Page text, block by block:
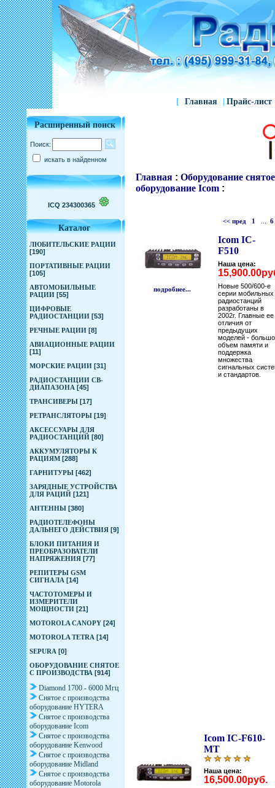
[ Главная Прайс-лист
Расширенный поиск
Поиск:
искать в найденном
ICQ 234300365
Каталог
ЛЮБИТЕЛЬСКИЕ РАЦИИ
[190]
ПОРТАТИВНЫЕ РАЦИИ
[105]
АВТОМОБИЛЬНЫЕ
РАЦИИ [55]
ЦИФРОВЫЕ
РАДИОСТАНЦИИ [53]
РЕЧНЫЕ РАЦИИ [8]
АВИАЦИОННЫЕ РАЦИИ
[11]
МОРСКИЕ РАЦИИ [31]
РАДИОСТАНЦИИ CB-
ДИАПАЗОНА [45]
ТРАНСИВЕРЫ [17]
РЕТРАНСЛЯТОРЫ [19]
АКСЕССУАРЫ ДЛЯ
РАДИОСТАНЦИЙ [80]
АККУМУЛЯТОРЫ К
РАЦИЯМ [288]
ГАРНИТУРЫ [462]
ЗАРЯДНЫЕ УСТРОЙСТВА
ДЛЯ РАЦИЙ [121]
АНТЕННЫ [380]
РАДИОТЕЛЕФОНЫ
ДАЛЬНЕГО ДЕЙСТВИЯ [9]
БЛОКИ ПИТАНИЯ И
ПРЕОБРАЗОВАТЕЛИ
НАПРЯЖЕНИЯ [77]
РЕПИТЕРЫ GSM
СИГНАЛА [14]
ЧАСТОТОМЕРЫ И
ИЗМЕРИТЕЛИ
МОЩНОСТИ [21]
MOTOROLA CANOPY [24]
MOTOROLA TETRA [14]
SEPURA [0]
ОБОРУДОВАНИЕ СНЯТОЕ
С ПРОИЗВОДСТВА [914]
Diamond 1700 - 6000 Мгц
Снятое с производства
оборудование HYTERA
Снятое с производства
оборудование Icom
Снятое с производства
оборудование Kenwood
Снятое с производства
оборудование Midland
Снятое с производства
оборудование Motorola
Главная : Оборудование
оборудование Icom :
<< пред 1 6
подробнее...
Icom IC-
F510
Наша цена:
Новые 500/600-е
серии мобильных
радиостанций
разработаны в
2002г. Главные ее
отличия от
предыдущих
моделей -
объем памяти и
поддержка
множества
сигнальных
и стандартов.
Icom IC-F610-
MT
Наша цена:
16,500.00руб.